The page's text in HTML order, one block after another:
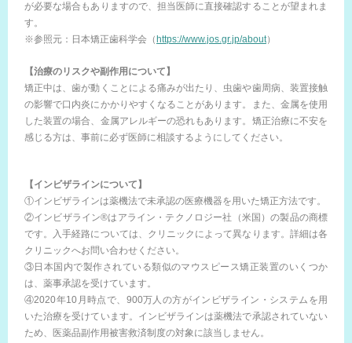
が必要な場合もありますので、担当医師に直接確認することが望まれま
す。
※参照元：日本矯正歯科学会（ https://www.jos.gr.jp/about）
【治療のリスクや副作用について】
矯正中は、歯が動くことによる痛みが出たり、虫歯や歯周病、装置接触
の影響で口内炎にかかりやすくなることがあります。また、金属を使用
した装置の場合、金属アレルギーの恐れもあります。矯正治療に不安を
感じる方は、事前に必ず医師に相談するようにしてください。
【インビザラインについて】
①インビザラインは薬機法で未承認の医療機器を用いた矯正方法です。
②インビザライン®はアライン・テクノロジー社（米国）の製品の商標
です。入手経路については、クリニックによって異なります。詳細は各
クリニックへお問い合わせください。
③日本国内で製作されている類似のマウスピース矯正装置のいくつか
は、薬事承認を受けています。
④2020年10月時点で、900万人の方がインビザライン・システムを用
いた治療を受けています。インビザラインは薬機法で承認されていない
ため、医薬品副作用被害救済制度の対象に該当しません。